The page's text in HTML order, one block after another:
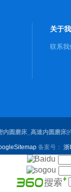
关于
联系我
内圆磨床_高速内圆磨床
备案号： 浙